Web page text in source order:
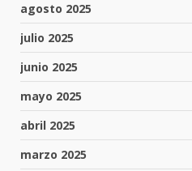
agosto 2025
julio 2025
junio 2025
mayo 2025
abril 2025
marzo 2025